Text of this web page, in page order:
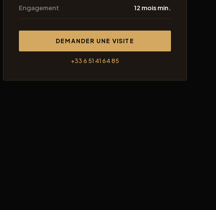
Engagement 12 mois min.
DEMANDER UNE VISITE
+33 6 51 41 64 85